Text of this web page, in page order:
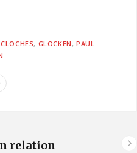
CLOCHES GLOCKEN
PAUL
relation